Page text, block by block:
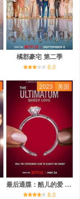
橘郡豪宅 第二季
6.0
2023 美国
最后通牒：酷儿的爱 第一季
8.0